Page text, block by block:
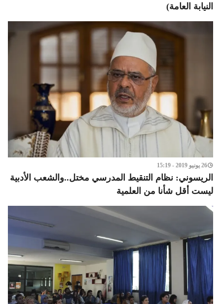
النيابة العامة)
26 يونيو 2019 - 15:19
الريسوني: نظام التنقيط المدرسي مختل..والشعب الأدبية
ليست أقل شأنا من العلمية